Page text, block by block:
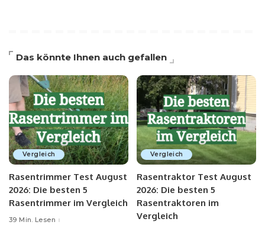
Das könnte Ihnen auch gefallen
Vergleich
Rasentrimmer Test August
2026: Die besten 5
Rasentrimmer im Vergleich
39 Min. Lesen
Vergleich
Rasentraktor Test August
2026: Die besten 5
Rasentraktoren im
Vergleich